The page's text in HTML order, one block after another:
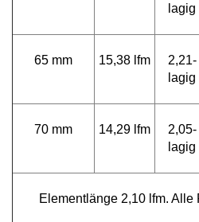
lagig
65 mm 15,38 lfm
2,21-
lagig
70 mm 14,29 lfm
2,05-
lagig
Elementlänge 2,10 lfm.